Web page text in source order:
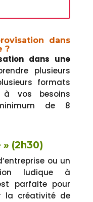
dans
?
dans une
plusieurs
formats
à vos besoins
de 8
(2h30)
ou un
ludique à
parfaite pour
la créativité de